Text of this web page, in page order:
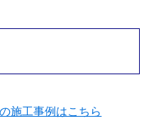
施工事例はこちら